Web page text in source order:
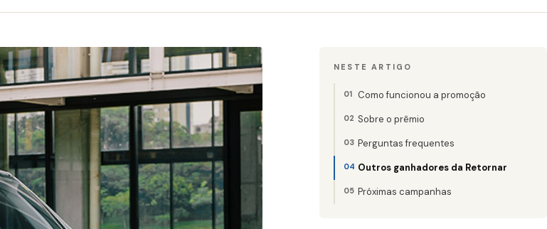
NESTE ARTIGO
Como funcionou a promoção
Sobre o prêmio
Perguntas frequentes
Outros ganhadores da Retornar
Próximas campanhas